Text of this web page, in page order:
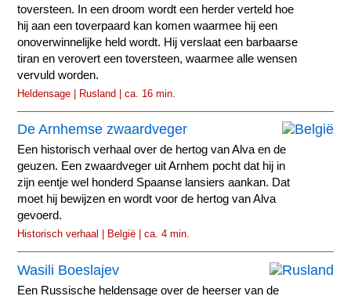
toversteen. In een droom wordt een herder verteld hoe
hij aan een toverpaard kan komen waarmee hij een
onoverwinnelijke held wordt. Hij verslaat een barbaarse
tiran en verovert een toversteen, waarmee alle wensen
vervuld worden.
Heldensage | Rusland | ca. 16 min.
De Arnhemse zwaardveger
Een historisch verhaal over de hertog van Alva en de
geuzen. Een zwaardveger uit Arnhem pocht dat hij in
zijn eentje wel honderd Spaanse lansiers aankan. Dat
moet hij bewijzen en wordt voor de hertog van Alva
gevoerd.
Historisch verhaal | België | ca. 4 min.
Wasili Boeslajev
Een Russische heldensage over de heerser van de